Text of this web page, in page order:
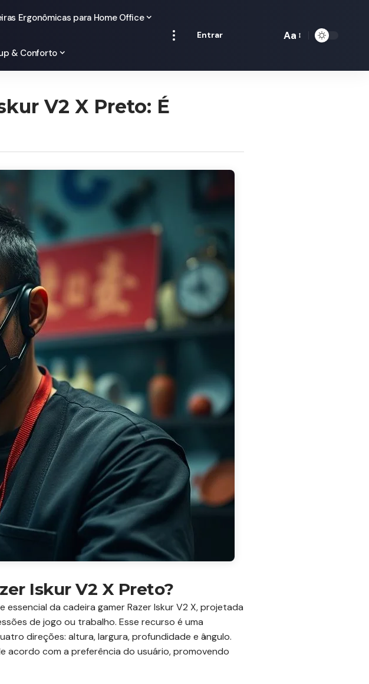
Ergonômicas para Home Office
& Conforto
Entrar Aa
V2 X Preto: É
Iskur V2 X Preto?
essencial da cadeira gamer Razer Iskur V2 X, projetada
de jogo ou trabalho. Esse recurso é uma
direções: altura, largura, profundidade e ângulo.
acordo com a preferência do usuário, promovendo